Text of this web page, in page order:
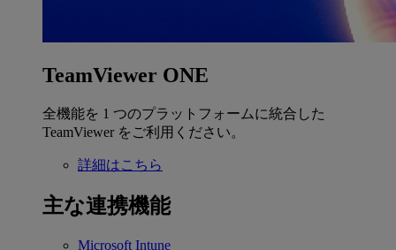
TeamViewer ONE
全機能を 1 つのプラットフォームに統合した
TeamViewer をご利用ください。
詳細はこちら
主な連携機能
Microsoft Intune